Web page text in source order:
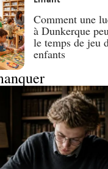
Comment une
à Dunkerque
le temps de jeu
enfants